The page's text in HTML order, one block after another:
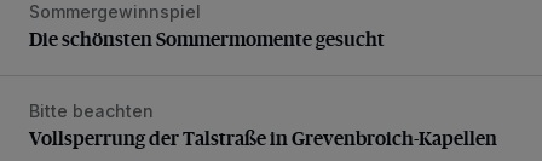
Die schönsten Sommermomente gesucht
Sommergewinnspiel
Die schönsten Sommermomente gesucht
Vollsperrung der Talstraße in Grevenbroich-Kapellen
Bitte beachten
Vollsperrung der Talstraße in Grevenbroich-Kapellen